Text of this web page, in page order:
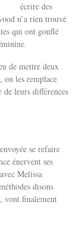
écrire des
n’a rien trouvé
qui ont gonflé
de mettre deux
on les remplace
leurs différences
se refaire
énervent ses
Melissa
disons
vont finalement